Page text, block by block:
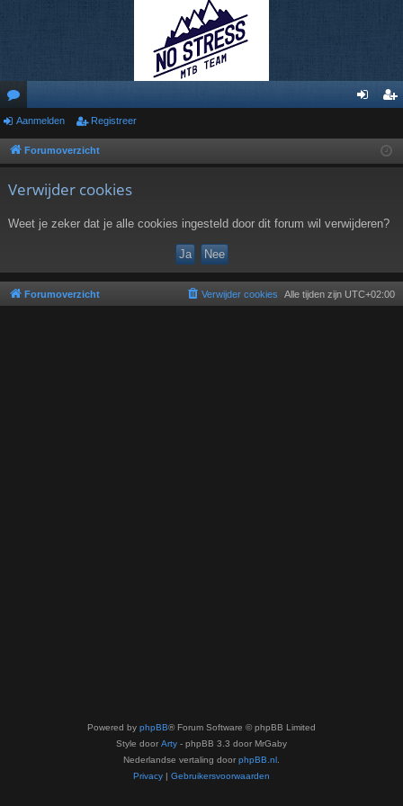
or
u
n
ist
Aanmelden Registreer
Forumoverzicht
Verwijder cookies
Weet je zeker dat je alle cookies ingesteld door dit forum wil verwijderen?
Forumoverzicht Alle tijden zijn UTC+02:00
Verwijder cookies
Powered by phpBB® Forum Software © phpBB Limited
Style door Arty - phpBB 3.3 door MrGaby
Nederlandse vertaling door phpBB.nl
Privacy | Gebruikersvoorwaarden